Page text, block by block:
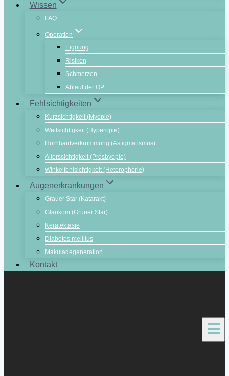
Wissen
FAQ
Operation
Eignung
Risiken
Schmerzen
Ablauf der OP
Fehlsichtigkeiten
Kurzsichtigkeit (Myopie)
Weitsichtigkeit (Hyperopie)
Hornhautverkrümmung (Astigmatismus)
Alterssichtigkeit (Presbyopie)
Winkelfehlsichtigkeit (Heterophorie)
Augenerkrankungen
Grauer Star (Katarakt)
Glaukom (Grüner Star)
Keratektasie
Diabetes mellitus
Makuladegeneration
Kontakt